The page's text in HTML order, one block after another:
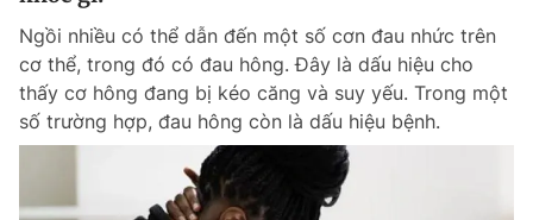
Ngồi nhiều có thể dẫn đến một số cơn đau nhức trên
cơ thể, trong đó có đau hông. Đây là dấu hiệu cho
thấy cơ hông đang bị kéo căng và suy yếu. Trong một
số trường hợp, đau hông còn là dấu hiệu bệnh.